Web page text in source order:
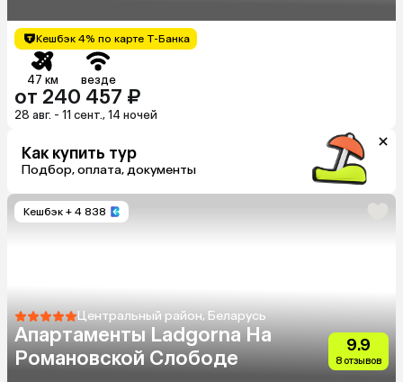
Кешбэк 4% по карте Т-Банка
47 км везде
от 240 457 ₽
28 авг. - 11 сент., 14 ночей
Как купить тур
Подбор, оплата, документы
Кешбэк + 4 838
Центральный район, Беларусь
Апартаменты Ladgorna На
Романовской Слободе
9.9
8 отзывов